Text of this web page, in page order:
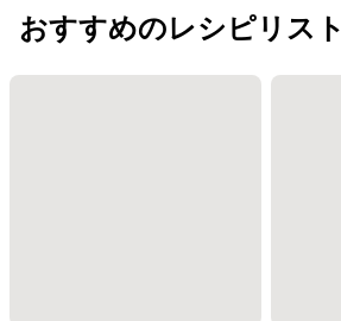
おすすめのレシピリスト